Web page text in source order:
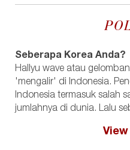
Seberapa Korea Anda?
Hallyu wave atau
'mengalir' di Indonesia.
Indonesia termasuk salah
jumlahnya di dunia. Lalu